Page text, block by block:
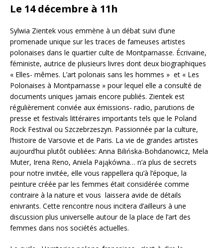
Le 14 décembre à 11h
Sylwia Zientek vous emmène à un débat suivi d’une
promenade unique sur les traces de fameuses artistes
polonaises dans le quartier culte de Montparnasse. Écrivaine,
féministe, autrice de plusieurs livres dont deux biographiques
« Elles- mêmes. L’art polonais sans les hommes » et « Les
Polonaises à Montparnasse » pour lequel elle a consulté de
documents uniques jamais encore publiés. Zientek est
régulièrement conviée aux émissions- radio, parutions de
presse et festivals littéraires importants tels que le Poland
Rock Festival ou Szczebrzeszyn. Passionnée par la culture,
l’histoire de Varsovie et de Paris. La vie de grandes artistes
aujourd’hui plutôt oubliées: Anna Bilińska-Bohdanowicz, Mela
Muter, Irena Reno, Aniela Pająkówna… n’a plus de secrets
pour notre invitée, elle vous rappellera qu’à l’époque, la
peinture créée par les femmes était considérée comme
contraire à la nature et vous laissera avide de détails
enivrants. Cette rencontre nous incitera d’ailleurs à une
discussion plus universelle autour de la place de l’art des
femmes dans nos sociétés actuelles.